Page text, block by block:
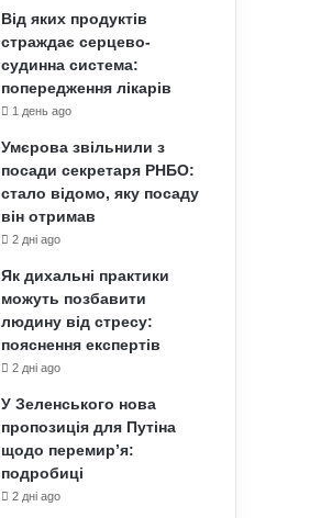
Від яких продуктів
страждає серцево-
судинна система:
попередження лікарів
1 день ago
Умєрова звільнили з
посади секретаря РНБО:
стало відомо, яку посаду
він отримав
2 дні ago
Як дихальні практики
можуть позбавити
людину від стресу:
пояснення експертів
2 дні ago
У Зеленського нова
пропозиція для Путіна
щодо перемир’я:
подробиці
2 дні ago